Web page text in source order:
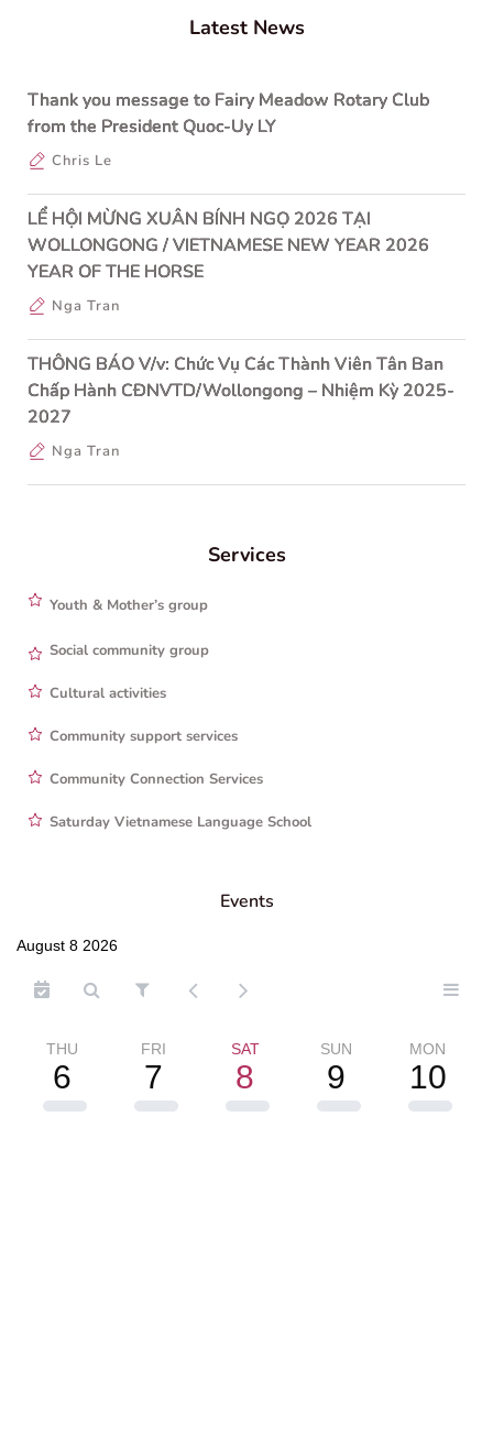
Latest News
Thank you message to Fairy Meadow Rotary Club
from the President Quoc-Uy LY
Chris Le
LỂ HỘI MỪNG XUÂN BÍNH NGỌ 2026 TẠI
WOLLONGONG / VIETNAMESE NEW YEAR 2026
YEAR OF THE HORSE
Nga Tran
THÔNG BÁO V/v: Chức Vụ Các Thành Viên Tân Ban
Chấp Hành CĐNVTD/Wollongong – Nhiệm Kỳ 2025-
2027
Nga Tran
Services
Youth & Mother’s group
Social community group
Cultural activities
Community support services
Community Connection Services
Saturday Vietnamese Language School
Events
August 8 2026
THU
6
FRI
7
SAT
8
SUN
9
MON
10